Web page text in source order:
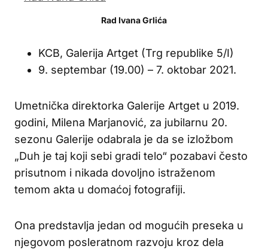
Rad Ivana Grlića
KCB, Galerija Artget (Trg republike 5/I)
9. septembar (19.00) – 7. oktobar 2021.
Umetnička direktorka Galerije Artget u 2019.
godini, Milena Marjanović, za jubilarnu 20.
sezonu Galerije odabrala je da se izložbom
„Duh je taj koji sebi gradi telo“ pozabavi često
prisutnom i nikada dovoljno istraženom
temom akta u domaćoj fotografiji.
Ona predstavlja jedan od mogućih preseka u
njegovom posleratnom razvoju kroz dela